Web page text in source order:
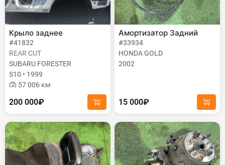
Крыло заднее
#41832
REAR CUT
SUBARU FORESTER
S10 • 1999
57 006 км
200 000₽
Амортизатор Задний
#33934
HONDA GOLD
2002
15 000₽